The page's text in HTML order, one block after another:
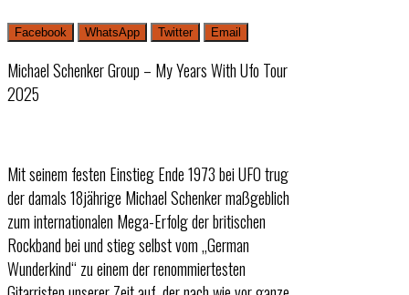
Facebook WhatsApp Twitter Email
Michael Schenker Group – My Years With Ufo Tour
2025
Mit seinem festen Einstieg Ende 1973 bei UFO trug
der damals 18jährige Michael Schenker maßgeblich
zum internationalen Mega-Erfolg der britischen
Rockband bei und stieg selbst vom „German
Wunderkind“ zu einem der renommiertesten